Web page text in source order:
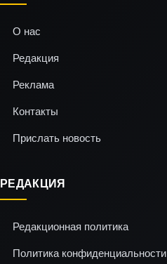
О нас
Редакция
Реклама
Контакты
Прислать новость
РЕДАКЦИЯ
Редакционная политика
Политика конфиденциальности